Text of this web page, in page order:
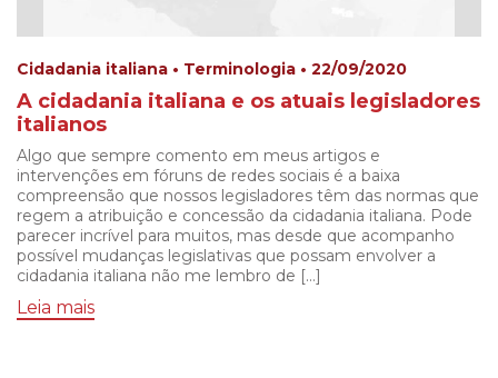
Cidadania italiana • Terminologia • 22/09/2020
A cidadania italiana e os atuais legisladores
italianos
Algo que sempre comento em meus artigos e
intervenções em fóruns de redes sociais é a baixa
compreensão que nossos legisladores têm das normas que
regem a atribuição e concessão da cidadania italiana. Pode
parecer incrível para muitos, mas desde que acompanho
possível mudanças legislativas que possam envolver a
cidadania italiana não me lembro de […]
Leia mais